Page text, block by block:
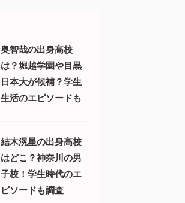
奥智哉の出身高校
は？堀越学園や目黒
日本大が候補？学生
生活のエピソードも
結木滉星の出身高校
はどこ？神奈川の男
子校！学生時代のエ
ピソードも調査